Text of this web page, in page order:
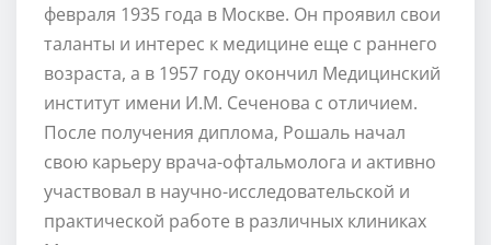
февраля 1935 года в Москве. Он проявил свои
таланты и интерес к медицине еще с раннего
возраста, а в 1957 году окончил Медицинский
институт имени И.М. Сеченова с отличием.
После получения диплома, Рошаль начал
свою карьеру врача-офтальмолога и активно
участвовал в научно-исследовательской и
практической работе в различных клиниках